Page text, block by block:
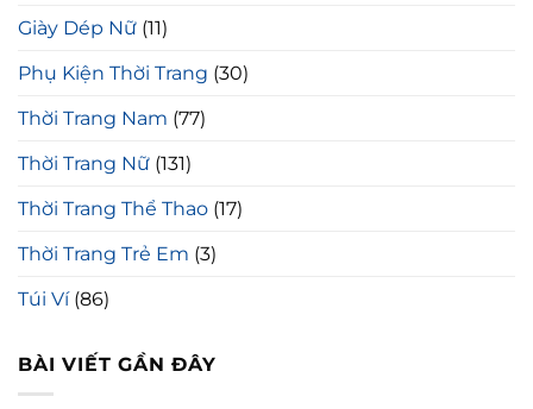
Giày Dép Nữ (11)
Phụ Kiện Thời Trang (30)
Thời Trang Nam (77)
Thời Trang Nữ (131)
Thời Trang Thể Thao (17)
Thời Trang Trẻ Em (3)
Túi Ví(86)
BÀI VIẾT GẦN ĐÂY